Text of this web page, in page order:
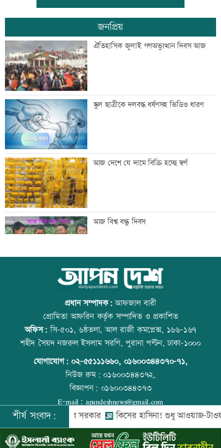
ঢাকা-ময়মনসিংহ রেল যোগাযোগ স্বাভাবিক
সিঙ্গাপুর থেকে এক কার্গো এলএনজি কিনবে
সরকার
মান্দায় ২৯৬ বোতলসহ দুই মাদক কারবারি
আটক
গুরুত্বপূর্ণ ব্যক্তিদের নিয়ে অপপ্রচারের বিরুদ্ধে
সতর্ক করল পুলিশ
নিরাপত্তা পেলে দেশে ফিরতে চান সাকিব
সাকিবের দেশে ফেরার সুযোগ নেই: ক্রীড়া
প্রতিমন্ত্রী
শিল্পকলায় বিনামূল্যে ৬ সিনেমা দেখা যাবে
জনপ্রিয়
ঐতিহাসিক জুলাই গণঅভ্যুত্থান দিবস আজ
স্কুল ছাত্রীকে দলবদ্ধ ধর্ষণসহ ভিডিও ধারণ
আজ দেশে যে দামে বিক্রি হচ্ছে স্বর্ণ
আজ বিশ্ব বন্ধু দিবস
কোরআন-হাদিসে নামাজ না পড়ার শাস্তি
উত্থান-পতনের বাজারে আজ স্বর্ণের ভরি কত
আজ স্বর্ণ-রুপা যে দামে বিক্রি হচ্ছে
প্রধান সম্পাদক:আফজাল বারী
প্রোমিতা আফরিন কর্তৃক সম্পাদিত ও প্রকাশিত
অফিস:সি-৫০১, ৬ষ্ঠতলা, আল রাজী কমপ্লেক্স, ১৬৬-১৬৭
শহীদ সৈয়দ নজরুল ইসলাম সরণি, পুরানা পল্টন, ঢাকা-১০০০
যোগাযোগ: ০২-৫৫১১১৬৬০, ০১৬০০৩৪৪৩৭০-৭১,
নিউজ রুম:০১৬০০৩৪৪৩৭২,
বিজ্ঞাপন: ০১৬০০৩৪৪৩৭৩
E-mail: apandeshnews@gmail.com
©২০২৬ |আপন দেশ ডটকমকর্তৃক সর্বসত্ব ® সংরক্ষিত | উন্নয়নে
ইমিথমেকারস.কম
শীর্ষ সংবাদ:
এলএনজি কিনবে সরকার কিসের হাসিনা! শুধু আওয়াজ-টাওয়াজ শোনা